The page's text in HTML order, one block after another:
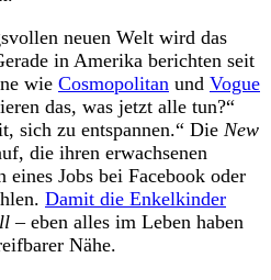
neuen Welt wird das
in Amerika berichten seit
wie Cosmopolitan und Vogue
das, was jetzt alle tun?“
sich zu entspannen.“ Die New
die ihren erwachsenen
eines Jobs bei Facebook oder
Damit die Enkelkinder
– eben alles im Leben haben
Nähe.